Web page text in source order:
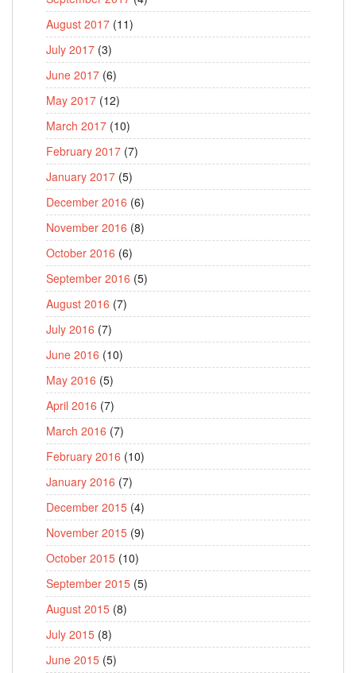
August 2017 (11)
July 2017 (3)
June 2017 (6)
May 2017 (12)
March 2017 (10)
February 2017 (7)
January 2017 (5)
December 2016 (6)
November 2016 (8)
October 2016 (6)
September 2016 (5)
August 2016 (7)
July 2016 (7)
June 2016 (10)
May 2016 (5)
April 2016 (7)
March 2016 (7)
February 2016 (10)
January 2016 (7)
December 2015 (4)
November 2015 (9)
October 2015 (10)
September 2015 (5)
August 2015 (8)
July 2015 (8)
June 2015 (5)